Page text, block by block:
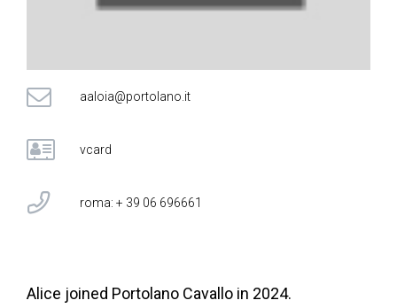
aaloia@portolano.it
vcard
roma: + 39 06 696661
Alice joined Portolano Cavallo in 2024.